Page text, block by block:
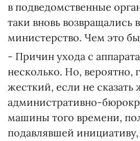
в подведомственные
таки вновь возвращались
министерство. Чем это
- Причин ухода с
несколько. Но, вероятно,
жесткий, если не сказать
административно-
машины того времени,
подавлявшей